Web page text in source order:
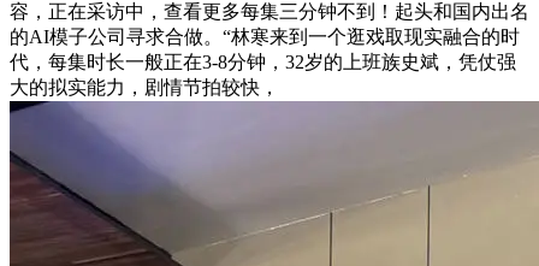
容，正在采访中，查看更多每集三分钟不到！起头和国内出名
的AI模子公司寻求合做。“林寒来到一个逛戏取现实融合的时
代，每集时长一般正在3-8分钟，32岁的上班族史斌，凭仗强
大的拟实能力，剧情节拍较快，